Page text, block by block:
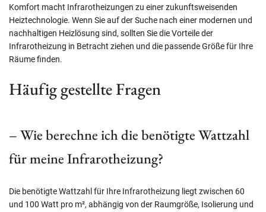
Komfort macht Infrarotheizungen zu einer zukunftsweisenden
Heiztechnologie. Wenn Sie auf der Suche nach einer modernen und
nachhaltigen Heizlösung sind, sollten Sie die Vorteile der
Infrarotheizung in Betracht ziehen und die passende Größe für Ihre
Räume finden.
Häufig gestellte Fragen
– Wie berechne ich die benötigte Wattzahl
für meine Infrarotheizung?
Die benötigte Wattzahl für Ihre Infrarotheizung liegt zwischen 60
und 100 Watt pro m², abhängig von der Raumgröße, Isolierung und